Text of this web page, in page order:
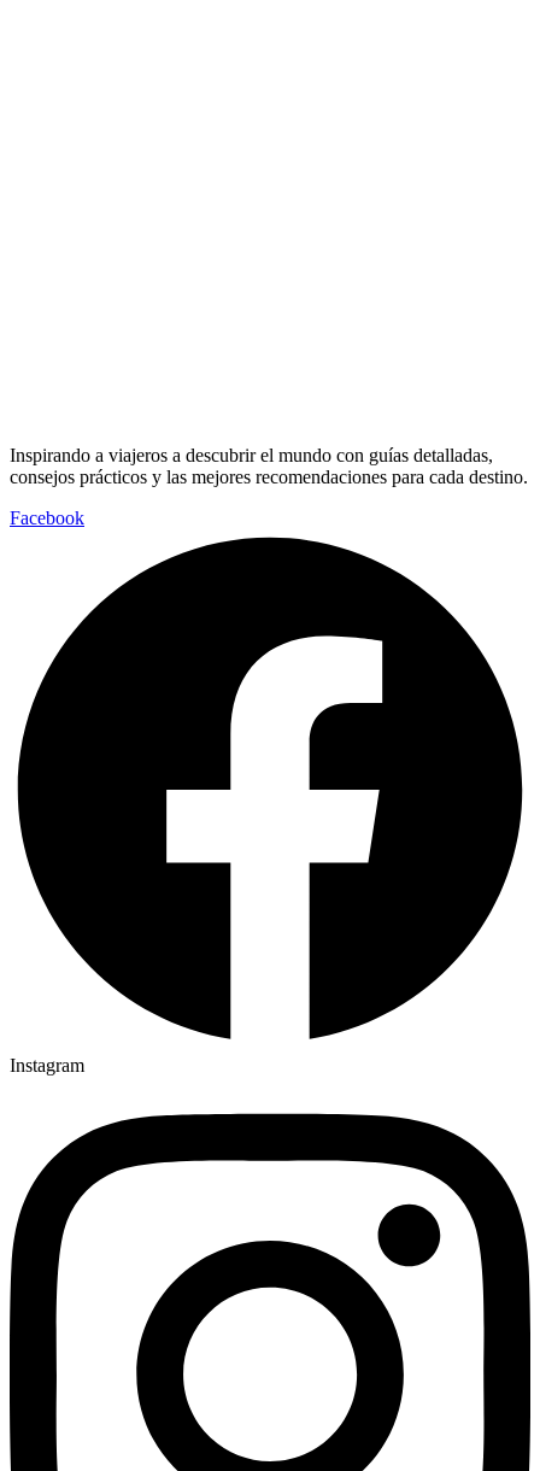
Inspirando a viajeros a descubrir el mundo con guías detalladas,
consejos prácticos y las mejores recomendaciones para cada destino.
Facebook
Instagram